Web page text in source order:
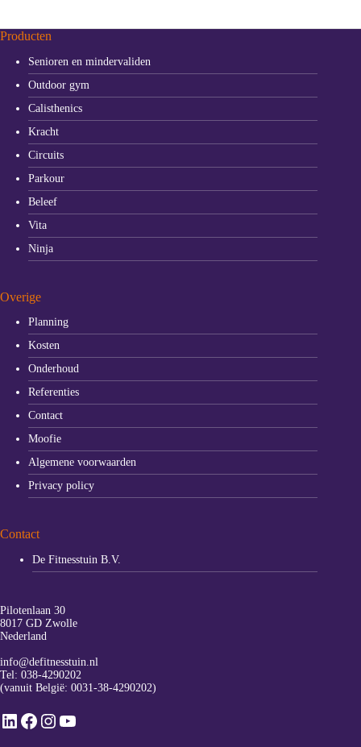
Producten
Senioren en mindervaliden
Outdoor gym
Calisthenics
Kracht
Circuits
Parkour
Beleef
Vita
Ninja
Overige
Planning
Kosten
Onderhoud
Referenties
Contact
Moofie
Algemene voorwaarden
Privacy policy
Contact
De Fitnesstuin B.V.
Pilotenlaan 30
8017 GD Zwolle
Nederland
info@defitnesstuin.nl
Tel: 038-4290202
(vanuit België: 0031-38-4290202)
LinkedIn
Facebook
Instagram
YouTube